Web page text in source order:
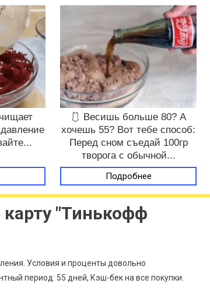
🩱 Весишь больше 80? А
хочешь 55? Вот тебе способ:
Перед сном съедай 100гр
творога с обычной...
Подробнее
"Тинькофф
Условия и проценты довольно
период: 55 дней, Кэш-бек на все покупки.